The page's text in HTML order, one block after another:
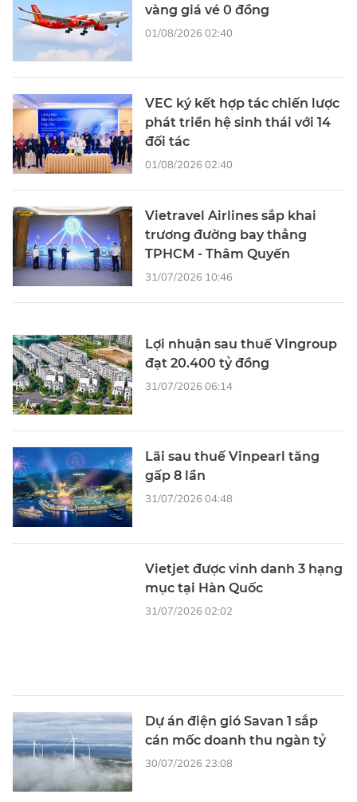
vàng giá vé 0 đồng
01/08/2026 02:40
VEC ký kết hợp tác chiến lược
phát triển hệ sinh thái với 14
đối tác
01/08/2026 02:40
Vietravel Airlines sắp khai
trương đường bay thẳng
TPHCM - Thâm Quyến
31/07/2026 10:46
Lợi nhuận sau thuế Vingroup
đạt 20.400 tỷ đồng
31/07/2026 06:14
Lãi sau thuế Vinpearl tăng
gấp 8 lần
31/07/2026 04:48
Vietjet được vinh danh 3 hạng
mục tại Hàn Quốc
31/07/2026 02:02
cán mốc doanh thu ngàn tỷ
30/07/2026 23:08